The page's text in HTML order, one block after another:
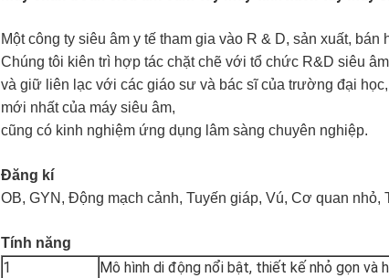
Một công ty siêu âm y tế tham gia vào R & D, sản xuất, bán
Chúng tôi kiên trì hợp tác chặt chẽ với tổ chức R&D siêu
và giữ liên lạc với các giáo sư và bác sĩ của trường đại
mới nhất của máy siêu âm,
cũng có kinh nghiệm ứng dụng lâm sàng chuyên nghiệp.
Đăng kí
OB, GYN, Động mạch cảnh, Tuyến giáp, Vú, Cơ quan nhỏ,
Tính năng
1
Mô hình di động nổi bật, thiết kế nhỏ gọn và